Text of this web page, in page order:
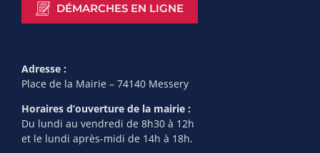
DÉMARCHES EN LIGNE
Adresse :
Place de la Mairie – 74140 Messery
Horaires d’ouverture de la mairie :
Du lundi au vendredi de 8h30 à 12h
et le lundi après-midi de 14h à 18h.